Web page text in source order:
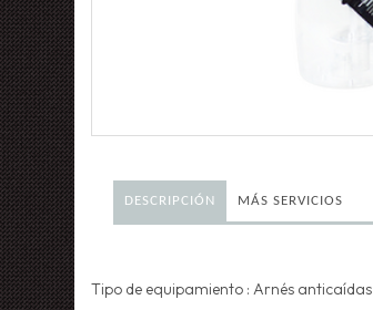
DESCRIPCIÓN MÁS SERVICIOS
Tipo de equipamiento : Arnés anticaídas